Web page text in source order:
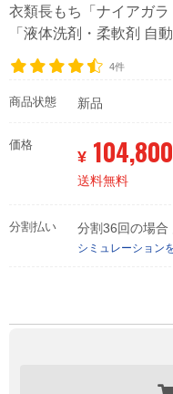
衣類長もち「ナイアガ
「液体洗剤・柔軟剤 自動
4件
商品状態 新品
価格
¥ 104,800
送料無料
分割払い 分割36回の場合
シミュレーション